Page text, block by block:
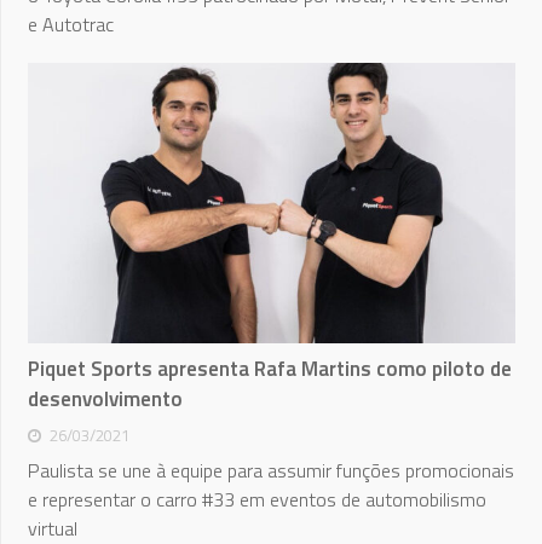
e Autotrac
Piquet Sports apresenta Rafa Martins como piloto de
desenvolvimento
26/03/2021
Paulista se une à equipe para assumir funções promocionais
e representar o carro #33 em eventos de automobilismo
virtual